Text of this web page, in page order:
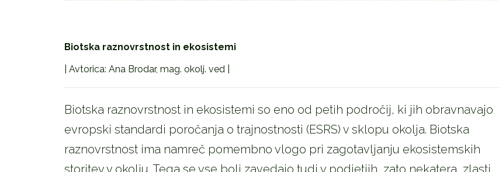
Biotska raznovrstnost in ekosistemi
| Avtorica: Ana Brodar, mag. okolj. ved |
Biotska raznovrstnost in ekosistemi so eno od petih področij, ki jih obravnavajo
evropski standardi poročanja o trajnostnosti (ESRS) v sklopu okolja. Biotska
raznovrstnost ima namreč pomembno vlogo pri zagotavljanju ekosistemskih
storitev v okolju. Tega se vse bolj zavedajo tudi v podjetjih, zato nekatera, zlasti